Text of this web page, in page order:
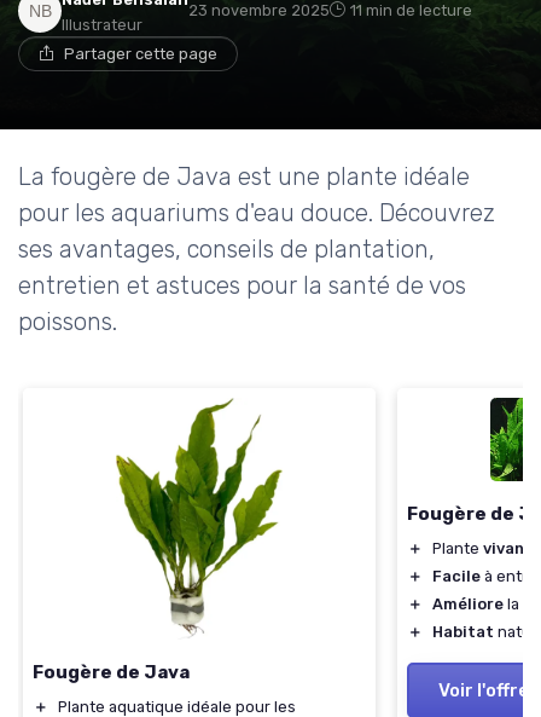
Illustrateur
23 novembre 2025 11 min de lecture
Partager cette page
La fougère de Java est une plante idéale
pour les aquariums d'eau douce. Découvrez
ses avantages, conseils de plantation,
entretien et astuces pour la santé de vos
poissons.
Fougère de Java
＋
Plante aquatique idéale pour les
Fougère de
＋ Plante vivante
＋
Facile à
＋
Améliore la
＋
Habitat
Voir l'offre